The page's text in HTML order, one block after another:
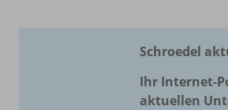
Schroedel
Ihr Internet-
aktuellen